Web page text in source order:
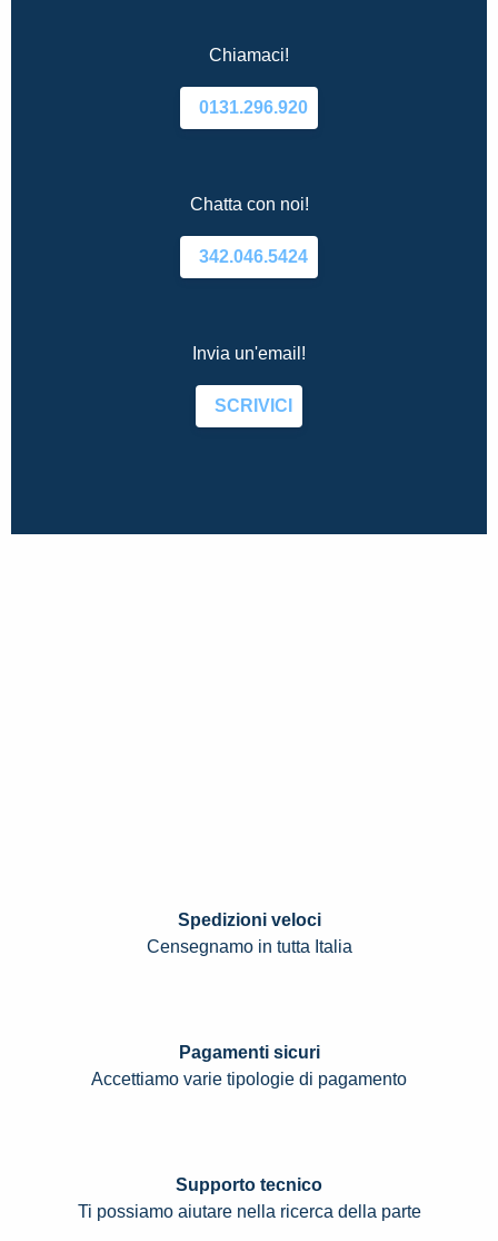
Chiamaci!
0131.296.920
Chatta con noi!
342.046.5424
Invia un'email!
SCRIVICI
Spedizioni veloci
Censegnamo in tutta Italia
Pagamenti sicuri
Accettiamo varie tipologie di pagamento
Supporto tecnico
Ti possiamo aiutare nella ricerca della parte